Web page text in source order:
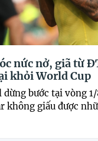
nức nở, giã từ
khỏi World Cup
dừng bước tại vòng
không giấu được